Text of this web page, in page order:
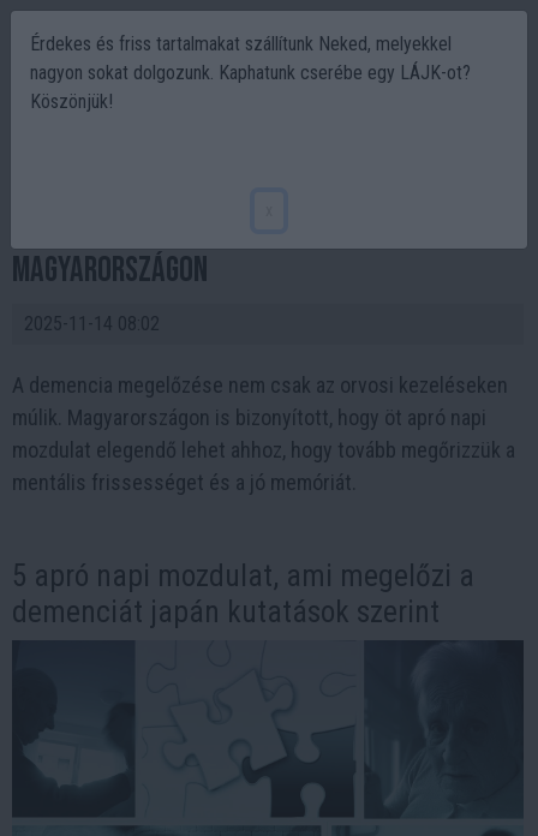
Magyarországon
2025-11-14 08:02
A demencia megelőzése nem csak az orvosi kezeléseken
múlik. Magyarországon is bizonyított, hogy öt apró napi
mozdulat elegendő lehet ahhoz, hogy tovább megőrizzük a
mentális frissességet és a jó memóriát.
5 apró napi mozdulat, ami megelőzi a
demenciát japán kutatások szerint
Érdekes és friss tartalmakat szállítunk Neked, melyekkel
nagyon sokat dolgozunk. Kaphatunk cserébe egy LÁJK-ot?
Köszönjük!